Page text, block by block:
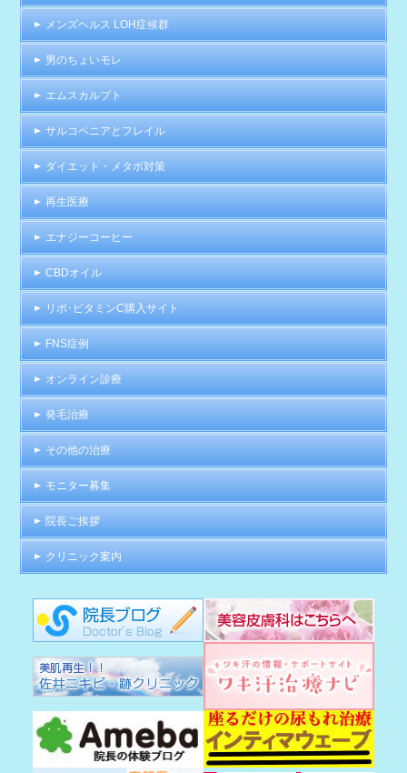
メンズヘルス LOH症候群
男のちょいモレ
エムスカルプト
サルコペニアとフレイル
ダイエット・メタボ対策
再生医療
エナジーコーヒー
CBDオイル
リポ･ビタミンC購入サイト
FNS症例
オンライン診療
発毛治療
その他の治療
モニター募集
院長ご挨拶
クリニック案内